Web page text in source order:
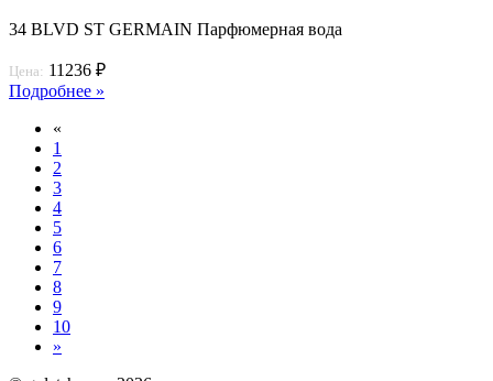
34 BLVD ST GERMAIN Парфюмерная вода
Цена: 11236 ₽
Подробнее »
«
1
2
3
4
5
6
7
8
9
10
»